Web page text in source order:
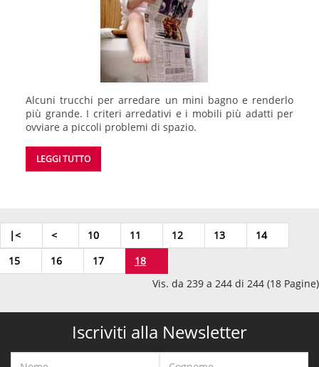
Alcuni trucchi per arredare un mini bagno e renderlo
più grande. I criteri arredativi e i mobili più adatti per
ovviare a piccoli problemi di spazio.
LEGGI TUTTO
|< < 10 11 12 13
14
15
16 17
18
Vis. da 239 a 244 di 244 (18 Pagine)
Iscriviti alla Newsletter